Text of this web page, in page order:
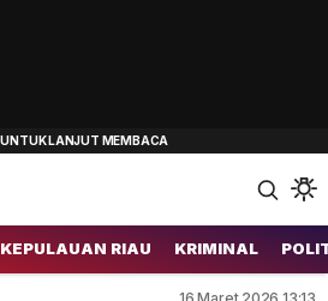
KEPULAUAN RIAU KRIMINAL